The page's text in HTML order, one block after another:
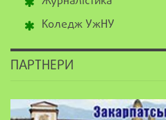
Коледж УжНУ
ПАРТНЕРИ